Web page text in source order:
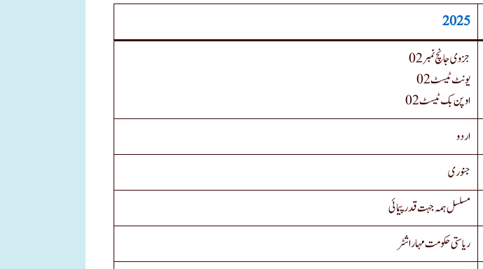
2025
جزوی جانچ نمبر 02
یونٹ ٹیسٹ 02
اوپن بک ٹیسٹ 02
اردو
جنوری
مسلسل ہمہ جہت قدرپیمائی
ریاستی حکومت مہاراشٹر